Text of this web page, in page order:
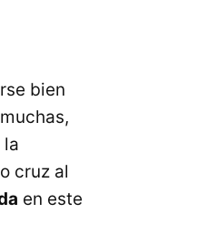
bien
la
cruz al
en este